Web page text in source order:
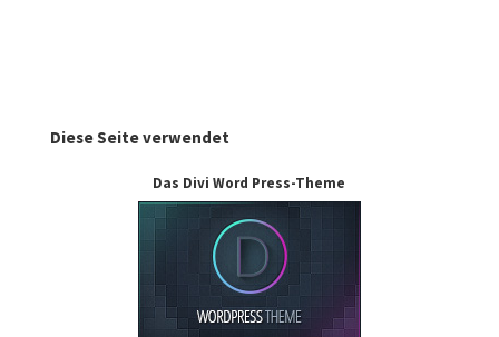
Diese Seite verwendet
Das Divi Word Press-Theme